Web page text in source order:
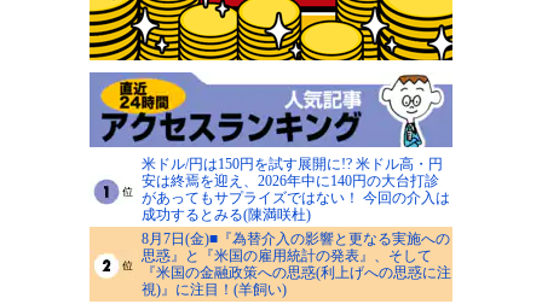
米ドル/円は150円を試す展開に!? 米ドル高・円
安は終焉を迎え、2026年中に140円の大台打診
があってもサプライズではない！ 今回の介入は
成功するとみる(陳満咲杜)
8月7日(金)■『為替介入の影響と更なる実施への
思惑』と『米国の雇用統計の発表』、そして
『米国の金融政策への思惑(利上げへの思惑に注
視)』に注目！(羊飼い)